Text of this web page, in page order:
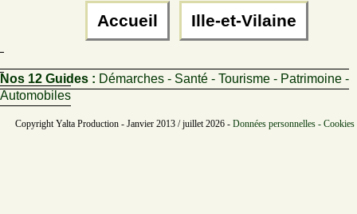
Accueil Ille-et-Vilaine
Nos 12 Guides : Démarches - Santé - Tourisme - Patrimoine -
Automobiles
Copyright Yalta Production - Janvier 2013 / juillet 2026 - Données personnelles -